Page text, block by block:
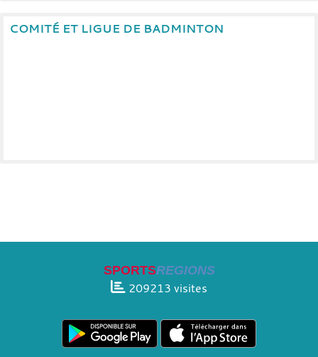
COMITÉ ET LIGUE DE BADMINTON
SPORTSREGIONS
209213 visites